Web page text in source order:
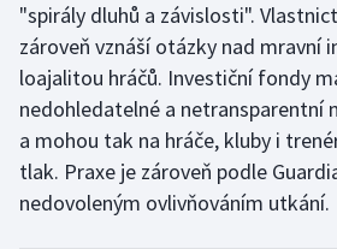
Sportovní střelba
Stolní tenis
Triatlon
Veslování
"spirály dluhů a závislosti".
zároveň vznáší otázky nad mravní
loajalitou hráčů. Investiční fondy
nedohledatelné a netransparentní
a mohou tak na hráče, kluby i
tlak. Praxe je zároveň podle
nedovoleným ovlivňováním utkání.